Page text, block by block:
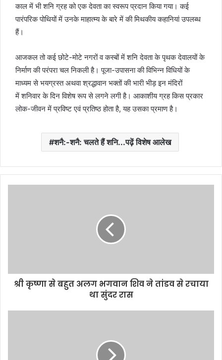
काल में भी शनि ग्रह को एक देवता का स्वरूप प्रदान किया गया। कई
पारंपरिक पोथियों में उनके माहात्म्य के बारे में की मिथकीय कहानियां उपलब्ध
हैं।
आजकल तो कई छोटे-मोटे नगरों व कस्बों में शनि देवता के पृथक देवालयों के
निर्माण की परंपरा चल निकली है। पूजा-उपासना की विभिन्न विधियों के
माध्यम से भयग्रस्त अथवा श्रद्धावान भक्तों की भारी भीड़ इन मंदिरों
में शनिवार के दिन विशेष रूप से लगने लगी है। आकाशीय ग्रह किस प्रकार
लोक-जीवन में प्रविष्ट एवं प्रतिष्ठ होता है, यह उसका प्रमाण है।
शनै:-शनै: चलते हैं शनि...पढ़ें विशेष आलेख
श्री कृष्णा से बहुत अलग भगवान शिव ने तांडव से रचाया
था सुंदर रास